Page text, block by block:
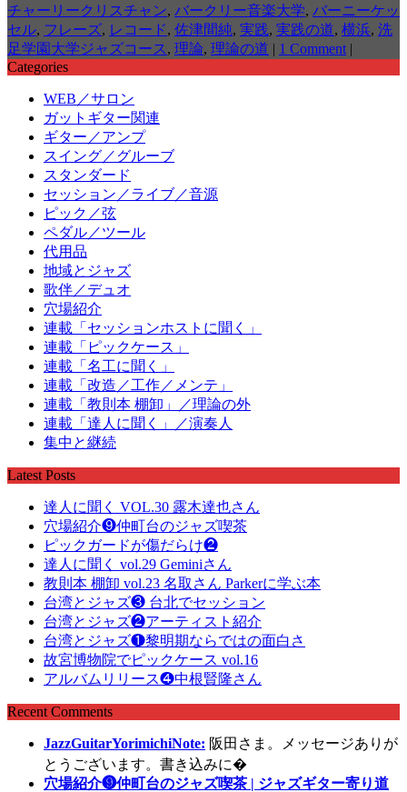
チャーリークリスチャン, バークリー音楽大学, バーニーケッ
セル, フレーズ, レコード, 佐津間純, 実践, 実践の道, 横浜, 洗
足学園大学ジャズコース , 理論, 理論の道 | 1 Comment |
Categories
WEB／サロン
ガットギター関連
ギター／アンプ
スイング／グルーブ
スタンダード
セッション／ライブ／音源
ピック／弦
ペダル／ツール
代用品
地域とジャズ
歌伴／デュオ
穴場紹介
連載「セッションホストに聞く」
連載「ピックケース」
連載「名工に聞く」
連載「改造／工作／メンテ」
連載「教則本 棚卸」／理論の外
連載「達人に聞く」／演奏人
集中と継続
Latest Posts
達人に聞く VOL.30 露木達也さん
穴場紹介❾仲町台のジャズ喫茶
ピックガードが傷だらけ❷
達人に聞く vol.29 Geminiさん
教則本 棚卸 vol.23 名取さん Parkerに学ぶ本
台湾とジャズ❸ 台北でセッション
台湾とジャズ❷アーティスト紹介
台湾とジャズ❶黎明期ならではの面白さ
故宮博物院でピックケース vol.16
アルバムリリース❹中根賢隆さん
Recent Comments
JazzGuitarYorimichiNote: 阪田さま。メッセージありが
とうございます。書き込みに�
穴場紹介❾仲町台のジャズ喫茶 | ジャズギター寄り道